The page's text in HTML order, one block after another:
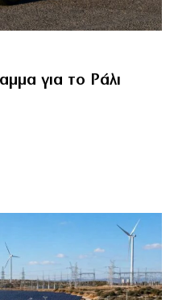
για το Ράλι